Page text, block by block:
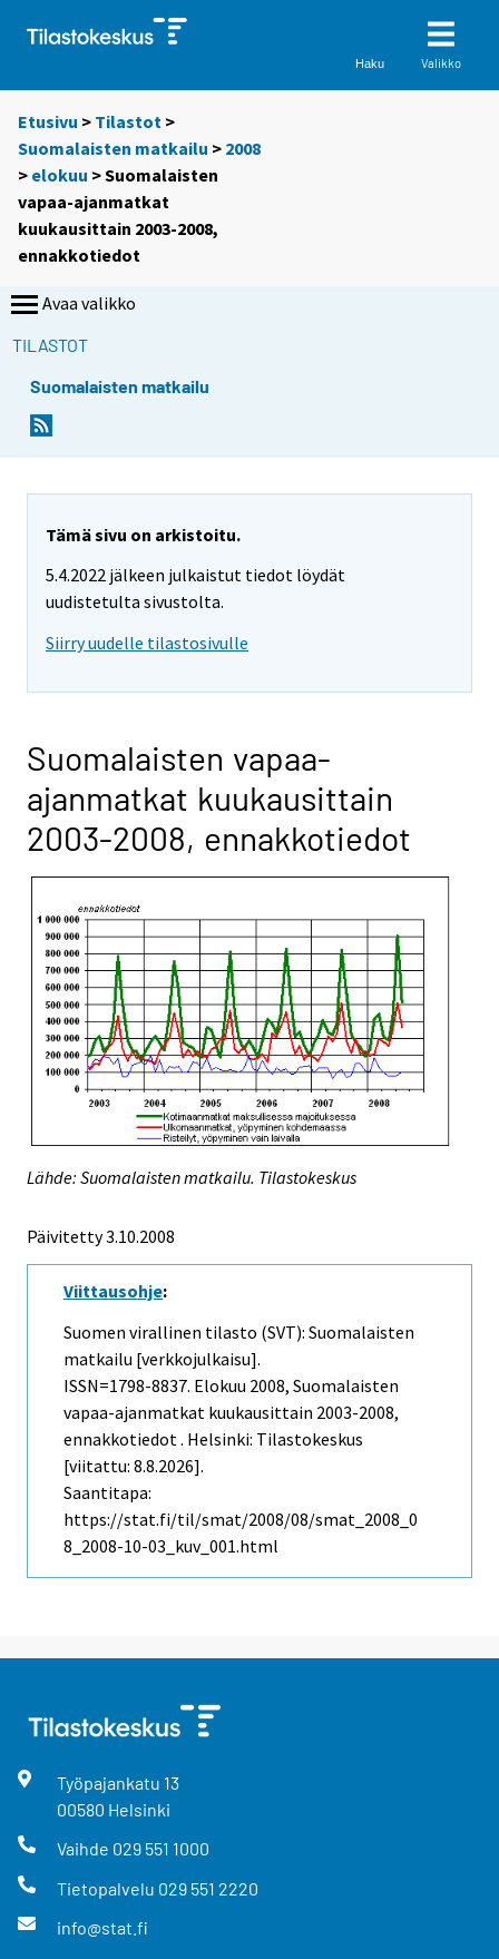
Haku Valikko
Etusivu > Tilastot >
Suomalaisten matkailu > 2008
> elokuu > Suomalaisten
vapaa-ajanmatkat
kuukausittain 2003-2008,
ennakkotiedot
Avaa valikko
TILASTOT
Suomalaisten matkailu
Tämä sivu on arkistoitu.
5.4.2022 jälkeen julkaistut tiedot löydät
uudistetulta sivustolta.
Siirry uudelle tilastosivulle
Suomalaisten vapaa-
ajanmatkat kuukausittain
2003-2008, ennakkotiedot
Lähde: Suomalaisten matkailu. Tilastokeskus
Päivitetty3.10.2008
Viittausohje:
Suomen virallinen tilasto (SVT): Suomalaisten
matkailu [verkkojulkaisu].
ISSN=1798-8837. Elokuu 2008, Suomalaisten
vapaa-ajanmatkat kuukausittain 2003-2008,
ennakkotiedot . Helsinki: Tilastokeskus
[viitattu: 8.8.2026].
Saantitapa:
https://stat.fi/til/smat/2008/08/smat_2008_0
8_2008-10-03_kuv_001.html
Työpajankatu 13
00580 Helsinki
Vaihde 029 551 1000
Tietopalvelu 029 551 2220
info@stat.fi